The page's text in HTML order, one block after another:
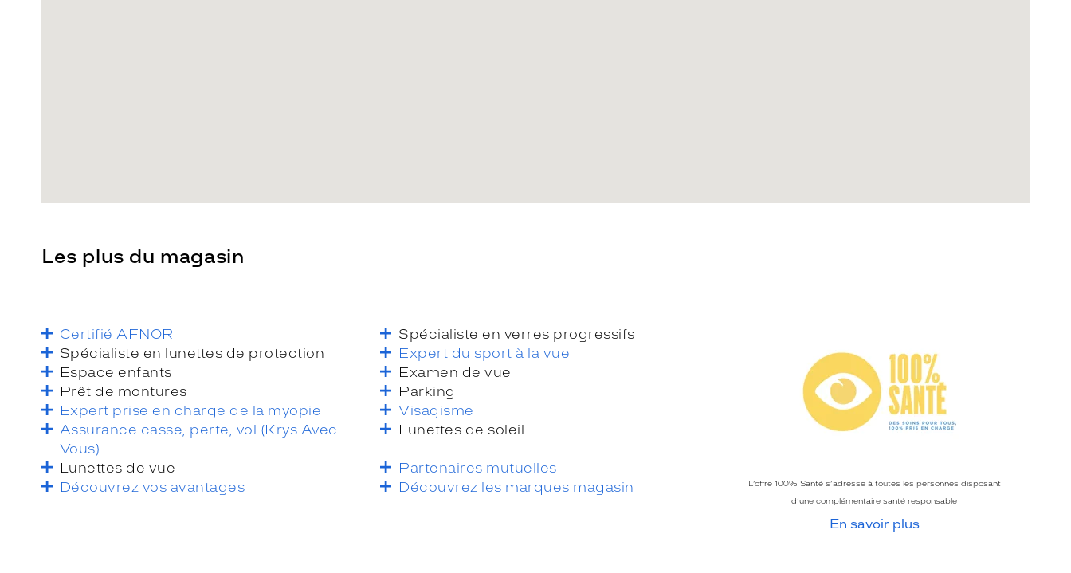
Les plus du magasin
Certifié AFNOR
Spécialiste en verres progressifs
Spécialiste en lunettes de protection
Expert du sport à la vue
Espace enfants
Examen de vue
Prêt de montures
Parking
Expert prise en charge de la myopie
Visagisme
Assurance casse, perte, vol (Krys Avec
Vous)
Lunettes de soleil
Lunettes de vue
Partenaires mutuelles
Découvrez vos avantages
Découvrez les marques magasin
L’offre 100% Santé s’adresse à toutes les personnes disposant
d’une complémentaire santé responsable
En savoir plus